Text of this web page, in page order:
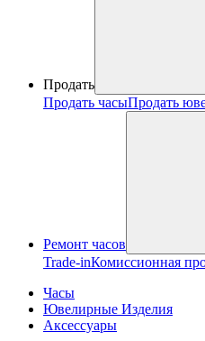
Продать
Продать часыПродать
Ремонт часов
Trade-inКомиссионная
Часы
Ювелирные Изделия
Аксессуары